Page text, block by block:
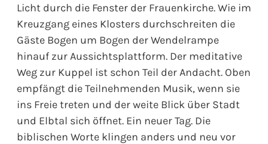
Licht durch die Fenster der Frauenkirche. Wie im
Kreuzgang eines Klosters durchschreiten die
Gäste Bogen um Bogen der Wendelrampe
hinauf zur Aussichtsplattform. Der meditative
Weg zur Kuppel ist schon Teil der Andacht. Oben
empfängt die Teilnehmenden Musik, wenn sie
ins Freie treten und der weite Blick über Stadt
und Elbtal sich öffnet. Ein neuer Tag. Die
biblischen Worte klingen anders und neu vor